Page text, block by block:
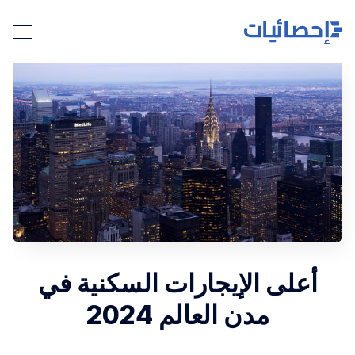
أعلى الإيجارات السكنية في
مدن العالم 2024